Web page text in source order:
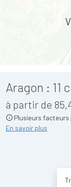
Aragon : 11
à partir de
Plusieurs facteurs
En savoir plus